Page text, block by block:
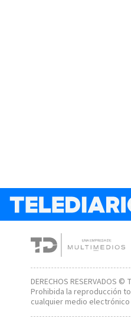
DERECHOS RESERVADOS ©
Prohibida la reproducción
cualquier medio